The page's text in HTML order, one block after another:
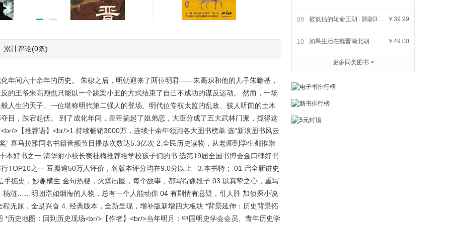
融战
￥26.99
学大师吕思勉,轻轻松松上
如果生活在汉朝 显微镜下的晚清
累计评论(0条)
年间六十余年的历史。 朱棣之后，明朝迎来了两位明君——朱高炽和他的儿子朱瞻基，
的王爷朱高煦也只能以一个跳梁小丑的方式结束了自己不成功的谋反运动。 然而，一场
生的天子、一位堪称明代第二强人的登场、明代位专权太监的乱政、骇人听闻的土木
目，跌宕起伏。 到了成化年间，皇帝搞起了姐弟恋，大臣分成了五大武林门派，搅得这
>【推荐语】<br/>1.持续畅销3000万，连续十余年领跑各大图书榜单 选“新浪图书风云
” 喜马拉雅同名书籍音频节目播放次数达5.3亿次 2.全民历史读物，从老师到学生都推崇
好书之一 清华附小校长窦桂梅推荐给学校孩子们的书 选第19届全国书博会金口碑好书
TOP10之一 豆瓣逾50万人评价，各版本评分均在9.0分以上 3.本书特； 01 启全新讲史
手掂史，妙趣横生 金句热梗，火爆出圈，每个故事，都写得像段子 03 以真挚之心，重写
涟……明朝浩如烟海的人物，总有一个人能动你 04 有剧情有悬疑，引人胜 加侦探小说
无尿，全是兴奋 4. 经典版本，全新呈现，增补版新增四大板块 *背景延伸：历史背景拓
历史地图：回到历史现场<br/>【作者】<br/>当年明月：中国明史学会会员、青年历史学
09 被低估的短命王朝 : 隋朝37年 ￥39.99
10 如果生活在魏晋南北朝 ￥49.00
更多同类图书 >